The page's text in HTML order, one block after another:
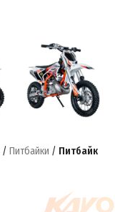
/ Питбайки / Питбайк